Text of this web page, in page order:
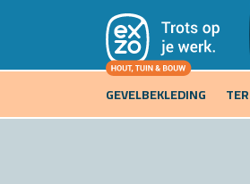
GEVELBEKLEDING